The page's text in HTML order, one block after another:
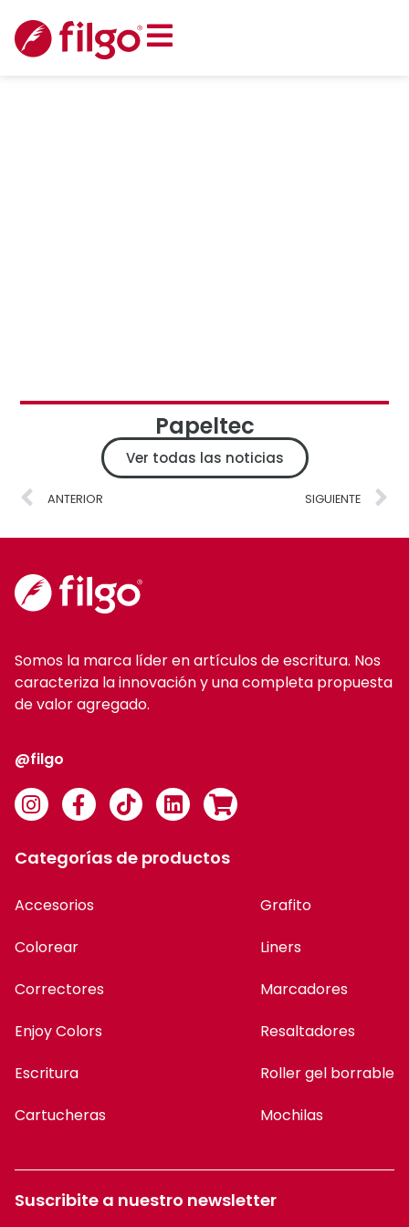
Papeltec
Ver todas las noticias
ANTERIOR SIGUIENTE
Somos la marca líder en artículos de escritura. Nos
caracteriza la innovación y una completa propuesta
de valor agregado.
@filgo
Categorías de productos
Accesorios
Colorear
Correctores
Enjoy Colors
Escritura
Cartucheras
Grafito
Liners
Marcadores
Resaltadores
Roller gel borrable
Mochilas
Suscribite a nuestro newsletter